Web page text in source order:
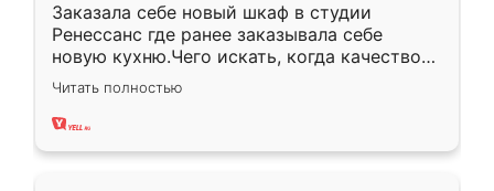
Заказала себе новый шкаф в студии
Ренессанс где ранее заказывала себе
новую кухню.Чего искать, когда качеством
вполне довольна. Служит кухня уже почти
два года, нареканий нет.
Читать полностью